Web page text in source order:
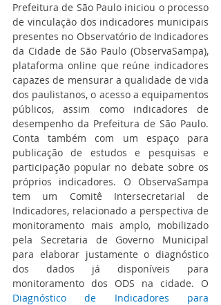
Prefeitura de São Paulo iniciou o processo
de vinculação dos indicadores municipais
presentes no Observatório de Indicadores
da Cidade de São Paulo (ObservaSampa),
plataforma online que reúne indicadores
capazes de mensurar a qualidade de vida
dos paulistanos, o acesso a equipamentos
públicos, assim como indicadores de
desempenho da Prefeitura de São Paulo.
Conta também com um espaço para
publicação de estudos e pesquisas e
participação popular no debate sobre os
próprios indicadores. O ObservaSampa
tem um Comitê Intersecretarial de
Indicadores, relacionado a perspectiva de
monitoramento mais amplo, mobilizado
pela Secretaria de Governo Municipal
para elaborar justamente o diagnóstico
dos dados já disponíveis para
Diagnóstico de Indicadores para